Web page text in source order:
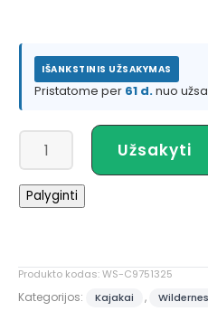
IŠANKSTINIS UŽSAKYMAS
Pristatome per 61 d.nuo
kiekis:
Wilderness
Systems
128
Užsakyti
Palyginti
Produkto kodas:WS-C9751325
Kategorijos: Kajakai ,